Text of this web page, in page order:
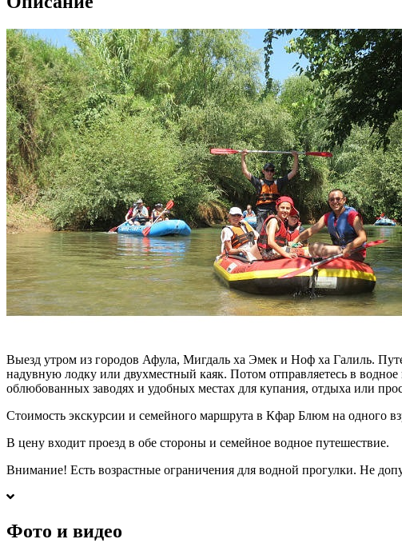
Выезд утром из городов Афула, Мигдаль ха Эмек и Ноф ха Галиль.
надувную лодку или двухместный каяк. Потом отправляетесь в
облюбованных заводях и удобных местах для купания, отдыха или
Стоимость экскурсии и семейного маршрута в Кфар Блюм на одного
В цену входит проезд в обе стороны и семейное водное путешествие.
Внимание! Есть возрастные ограничения для водной прогулки. Не
Фото и видео